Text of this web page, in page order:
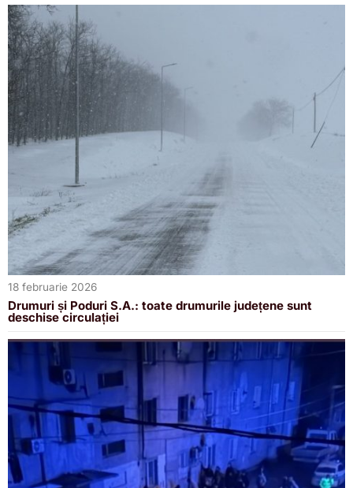
18 februarie 2026
Drumuri și Poduri S.A.: toate drumurile județene sunt
deschise circulației